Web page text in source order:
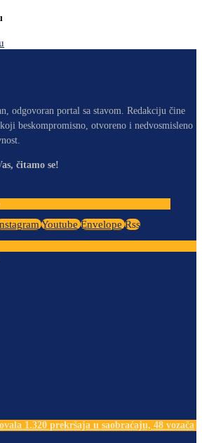
odgovoran portal sa stavom. Redakciju čine
beskompromisno, otvoreno i nedvosmisleno
čitamo se!
Youtube Envelope Rss
1.320 prekršaja u saobraćaju, 48 vozača